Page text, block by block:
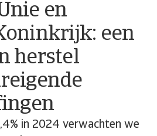
en
een
herstel
in 2024 verwachten we